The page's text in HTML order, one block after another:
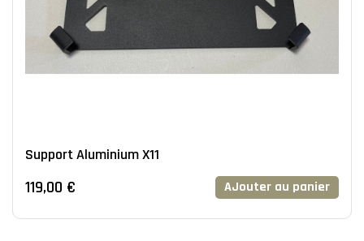
Support Aluminium X11
119,00 € AJouter au panier